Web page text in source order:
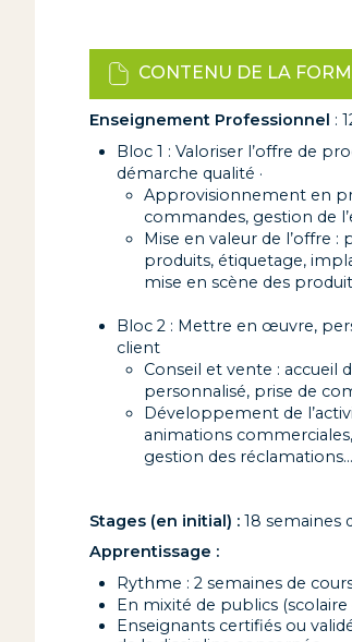
CONTENU DE LA
Enseignement Professionnel :
Bloc 1 : Valoriser l’offre de
démarche qualité ·
Approvisionnement en
commandes, gestion de
Mise en valeur de l’offre
produits, étiquetage,
mise en scène des
Bloc 2 : Mettre en œuvre,
client
Conseil et vente : accueil
personnalisé, prise de
Développement de
animations
gestion des réclamations…
Stages (en initial) : 18 semaines
Apprentissage :
Rythme : 2 semaines de
En mixité de publics
Enseignants certifiés ou